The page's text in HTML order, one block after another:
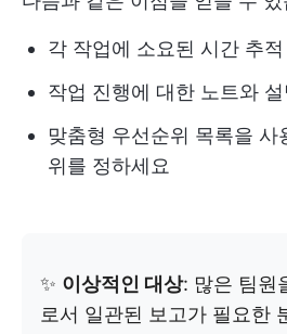
각 작업에 소요된 시간 추적
작업 진행에 대한 노트와
맞춤형 우선순위 목록을 사
위를 정하세요
✨ 이상적인 대상: 많은 팀원
로서 일관된 보고가 필요한